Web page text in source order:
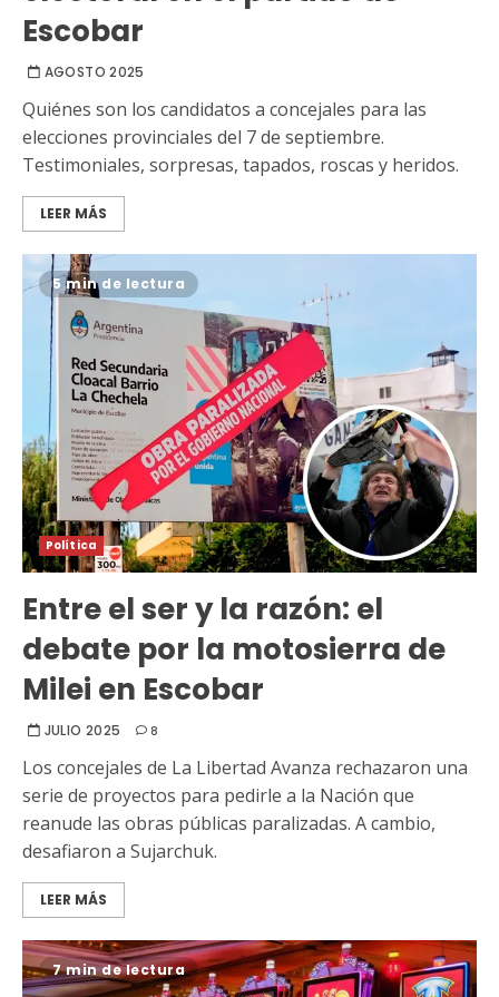
Escobar
AGOSTO 2025
Quiénes son los candidatos a concejales para las
elecciones provinciales del 7 de septiembre.
Testimoniales, sorpresas, tapados, roscas y heridos.
LEER MÁS
5 min de lectura
Política
Entre el ser y la razón: el
debate por la motosierra de
Milei en Escobar
JULIO 2025 8
Los concejales de La Libertad Avanza rechazaron una
serie de proyectos para pedirle a la Nación que
reanude las obras públicas paralizadas. A cambio,
desafiaron a Sujarchuk.
LEER MÁS
7 min de lectura